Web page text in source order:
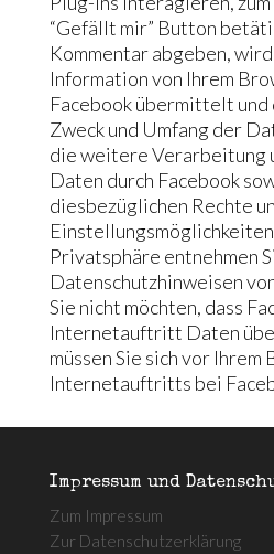
“Gefällt mir” Button
Kommentar abgeben,
Information von Ihrem
Facebook übermittelt
Zweck und Umfang der
die weitere Verarbeitung
Daten durch Facebook
diesbezüglichen Rechte
Privatsphäre entnehmen
Datenschutzhinweisen
Sie nicht möchten, dass
Internetauftritt Daten
müssen Sie sich vor Ihrem
Internetauftritts bei
Impressum und
Zum Impressum
Zur Datenschutzerklärung